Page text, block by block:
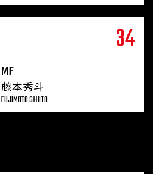
34
MF
藤本秀斗
FUJIMOTO SHUTO